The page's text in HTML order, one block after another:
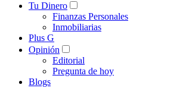
Tu Dinero
Finanzas Personales
Inmobiliarias
Plus G
Opinión
Editorial
Pregunta de hoy
Blogs